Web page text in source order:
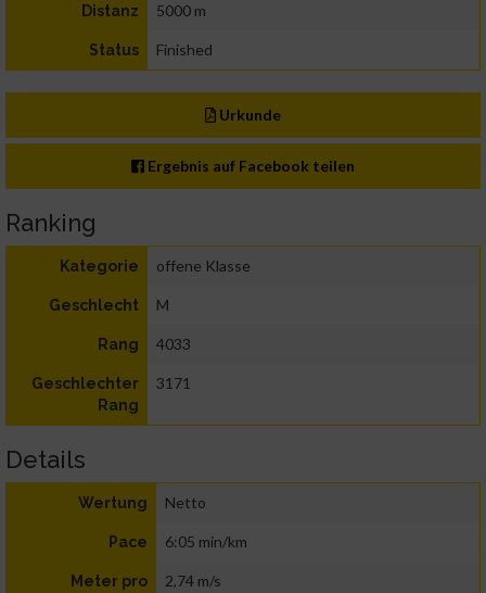
Distanz 5000 m
Status Finished
Urkunde
Ergebnis auf Facebook teilen
Ranking
Kategorie offene Klasse
Geschlecht M
Rang 4033
Geschlechter
Rang
3171
Details
Wertung Netto
Pace 6:05 min/km
Meter pro
2,74 m/s